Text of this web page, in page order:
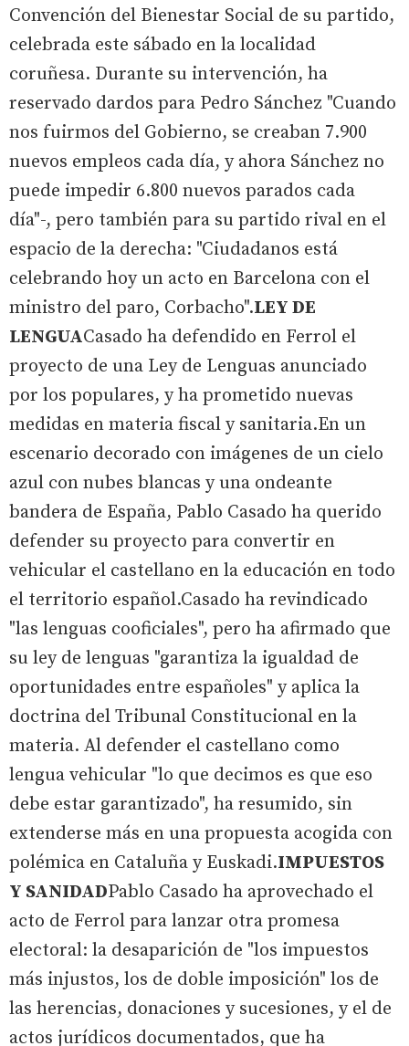
Convención del Bienestar Social de su partido,
celebrada este sábado en la localidad
coruñesa. Durante su intervención, ha
reservado dardos para Pedro Sánchez "Cuando
nos fuirmos del Gobierno, se creaban 7.900
nuevos empleos cada día, y ahora Sánchez no
puede impedir 6.800 nuevos parados cada
día"-, pero también para su partido rival en el
espacio de la derecha: "Ciudadanos está
celebrando hoy un acto en Barcelona con el
ministro del paro, Corbacho".LEY DE
LENGUACasado ha defendido en Ferrol el
proyecto de una Ley de Lenguas anunciado
por los populares, y ha prometido nuevas
medidas en materia fiscal y sanitaria.En un
escenario decorado con imágenes de un cielo
azul con nubes blancas y una ondeante
bandera de España, Pablo Casado ha querido
defender su proyecto para convertir en
vehicular el castellano en la educación en todo
el territorio español.Casado ha revindicado
"las lenguas cooficiales", pero ha afirmado que
su ley de lenguas "garantiza la igualdad de
oportunidades entre españoles" y aplica la
doctrina del Tribunal Constitucional en la
materia. Al defender el castellano como
lengua vehicular "lo que decimos es que eso
debe estar garantizado", ha resumido, sin
extenderse más en una propuesta acogida con
polémica en Cataluña y Euskadi.IMPUESTOS
Y SANIDADPablo Casado ha aprovechado el
acto de Ferrol para lanzar otra promesa
electoral: la desaparición de "los impuestos
más injustos, los de doble imposición" los de
las herencias, donaciones y sucesiones, y el de
actos jurídicos documentados, que ha